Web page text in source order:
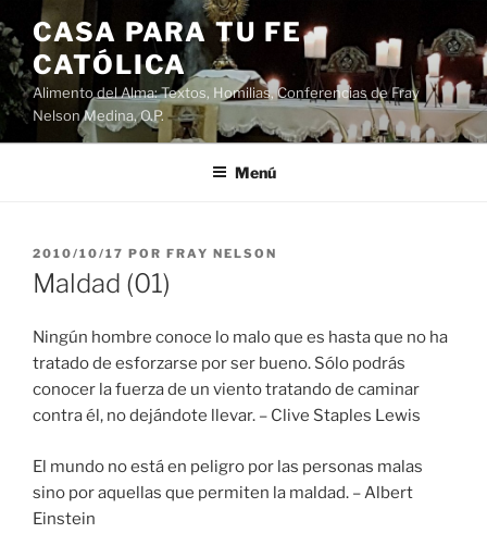
Saltar
al
contenido
CASA PARA TU FE
CATÓLICA
Alimento del Alma: Textos, Homilias, Conferencias de Fray
Nelson Medina, O.P.
Menú
PUBLICADO
EL
2010/10/17 POR FRAY NELSON
Maldad (01)
Ningún hombre conoce lo malo que es hasta que no ha
tratado de esforzarse por ser bueno. Sólo podrás
conocer la fuerza de un viento tratando de caminar
contra él, no dejándote llevar. – Clive Staples Lewis
El mundo no está en peligro por las personas malas
sino por aquellas que permiten la maldad. – Albert
Einstein